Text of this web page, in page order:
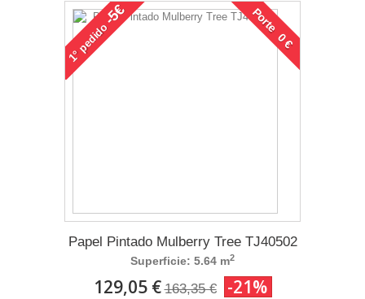
1°
pedido
-5€ Porte 0 €
Papel Pintado Mulberry Tree TJ40502
Superficie: 5.64 m2
129,05 € 163,35 € -21%